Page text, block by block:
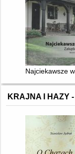
Najciekawsze
KRAJNA I HAZY